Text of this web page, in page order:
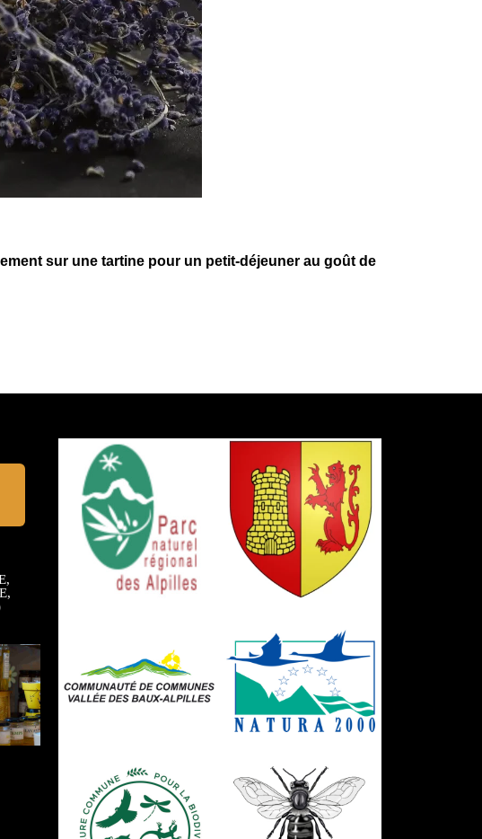
sur une tartine pour un petit-déjeuner au goût de